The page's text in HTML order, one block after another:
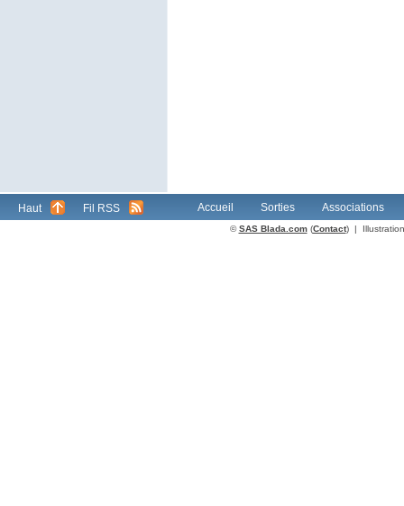
Haut Fil RSS Accueil Sorties Associations
©SAS Blada.com(Contact) |